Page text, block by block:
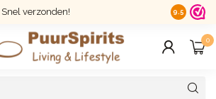
verzonden! 14 dagen
9.5
0